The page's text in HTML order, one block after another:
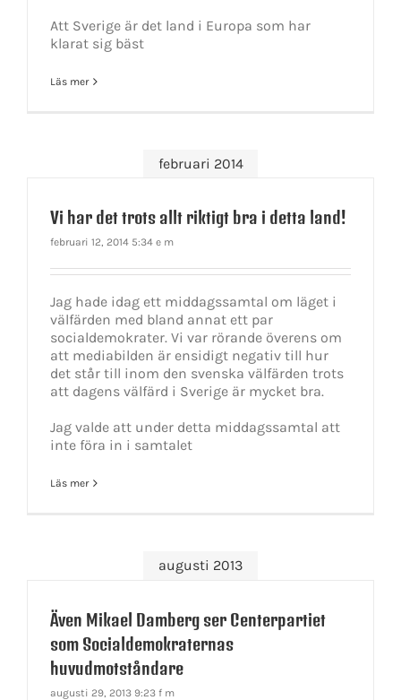
Att Sverige är det land i Europa som har
klarat sig bäst
Läs mer
februari 2014
Vi har det trots allt riktigt bra i detta land!
februari 12, 2014 5:34 e m
Jag hade idag ett middagssamtal om läget i
välfärden med bland annat ett par
socialdemokrater. Vi var rörande överens om
att mediabilden är ensidigt negativ till hur
det står till inom den svenska välfärden trots
att dagens välfärd i Sverige är mycket bra.
Jag valde att under detta middagssamtal att
inte föra in i samtalet
Läs mer
augusti 2013
Även Mikael Damberg ser Centerpartiet
som Socialdemokraternas
huvudmotståndare
augusti 29, 2013 9:23 f m